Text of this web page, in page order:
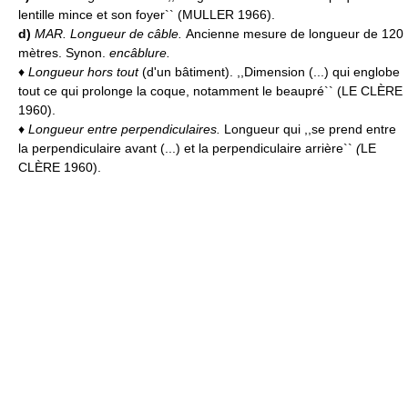
lentille mince et son foyer`` (MULLER 1966).
d) MAR. Longueur de câble. Ancienne mesure de longueur de 120
mètres. Synon. encâblure.
♦ Longueur hors tout(d'un bâtiment). ,,Dimension (...) qui englobe
tout ce qui prolonge la coque, notamment le beaupré`` (LE CLÈRE
1960).
♦ Longueur entre perpendiculaires. Longueur qui ,,se prend entre
la perpendiculaire avant (...) et la perpendiculaire arrière`` (LE
CLÈRE 1960).